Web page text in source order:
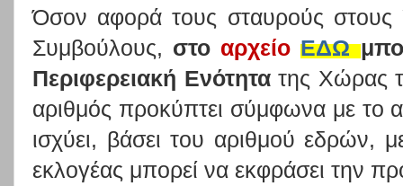
Όσον αφορά τους σταυρούς στους
Συμβούλους, στο αρχείοΕΔΩ
Περιφερειακή Ενότητατης Χώρας
αριθμός προκύπτει σύμφωνα με
ισχύει, βάσει του αριθμού εδρών,
εκλογέας μπορεί να εκφράσει την